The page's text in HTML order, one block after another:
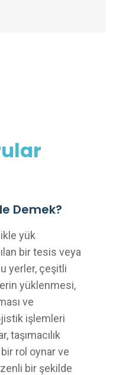
Demek?
yük
bir tesis veya
yerler, çeşitli
yüklenmesi,
ve
işlemleri
taşımacılık
rol oynar ve
bir şekilde